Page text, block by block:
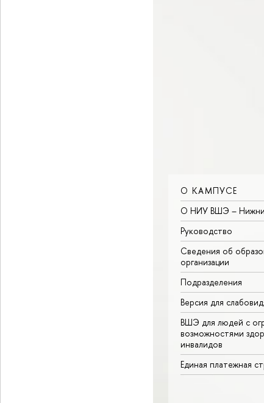
О КАМПУСЕ
О НИУ ВШЭ –
Руководство
Сведения об
организации
Подразделения
Версия для
ВШЭ для людей с
возможностями
инвалидов
Единая платежная